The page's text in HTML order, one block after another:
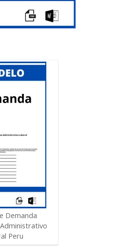
Demanda
Peru